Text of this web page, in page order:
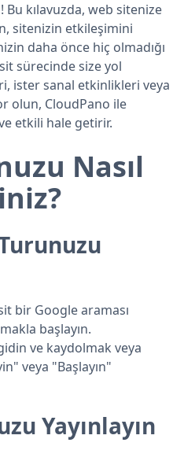
kılavuzda, web sitenize
sitenizin etkileşimini
daha önce hiç olmadığı
sürecinde size yol
ister sanal etkinlikleri veya
olun, CloudPano ile
etkili hale getirir.
Nasıl
bir Google araması
başlayın.
ve kaydolmak veya
veya "Başlayın"
Yayınlayın